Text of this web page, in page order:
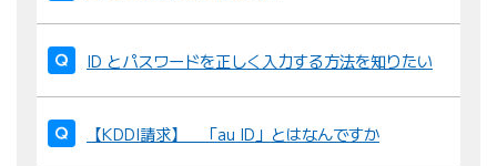
ID とパスワードを正しく入力する方法を知りたい
【KDDI請求】 「au ID」とはなんですか